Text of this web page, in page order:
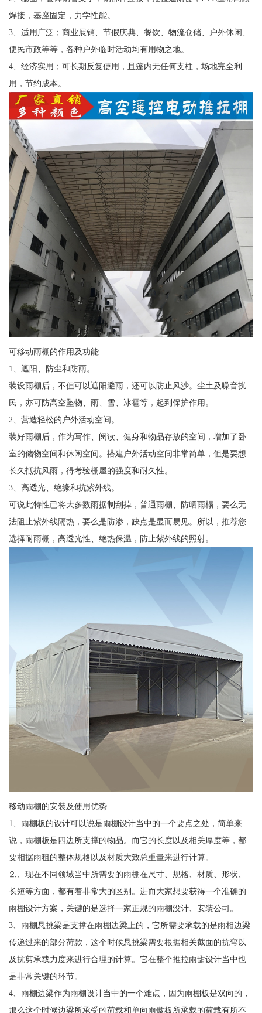
焊接，基座固定，力学性能。
3、适用广泛；商业展销、节假庆典、餐饮、物流仓储、户外休闲、
便民市政等等，各种户外临时活动均有用物之地。
4、经济实用；可长期反复使用，且篷内无任何支柱，场地完全利
用，节约成本。
可移动雨棚的作用及功能
1、遮阳、防尘和防雨。
装设雨棚后，不但可以遮阳避雨，还可以防止风沙。尘土及噪音扰
民，亦可防高空坠物、雨、雪、冰雹等，起到保护作用。
2、营造轻松的户外活动空间。
装好雨棚后，作为写作、阅读、健身和物品存放的空间，增加了卧
室的储物空间和休闲空间。搭建户外活动空间非常简单，但是要想
长久抵抗风雨，得考验棚屋的强度和耐久性。
3、高透光、绝缘和抗紫外线。
可说此特性已将大多数雨据制刮掉，普通雨棚、防晒雨榻，要么无
法阻止紫外线隔热，要么是防渗，缺点是显而易见。所以，推荐您
选择耐雨棚，高透光性、绝热保温，防止紫外线的照射。
移动雨棚的安装及使用优势
1、雨棚板的设计可以说是雨棚设计当中的一个要点之处，简单来
说，雨棚板是四边所支撑的物品。而它的长度以及相关厚度等，都
要相据雨租的整体规格以及材质大致总重量来进行计算。
⒉、现在不同领域当中所需要的雨棚在尺寸、规格、材质、形状、
长短等方面，都有着非常大的区别。进而大家想要获得一个准确的
雨棚设计方案，关键的是选择一家正规的雨棚没计、安装公司。
3、雨棚悬挑梁是支撑在雨棚边梁上的，它所需要承载的是雨相边梁
传递过来的部分荷款，这个时候悬挑梁需要根据相关截面的抗弯以
及抗剪承载力度来进行合理的计算。它在整个推拉雨甜设计当中也
是非常关键的环节。
4、雨棚边梁作为雨棚设计当中的一个难点，因为雨棚板是双向的，
那么这个时候边梁所承受的荷载和单向雨傲板所承载的荷载有所不